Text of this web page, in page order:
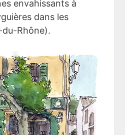
envahissants à
dans les
du-Rhône).